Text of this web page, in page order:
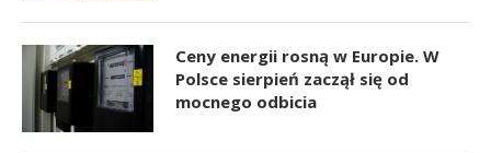
Ceny energii rosną w Europie. W
Polsce sierpień zaczął się od
mocnego odbicia